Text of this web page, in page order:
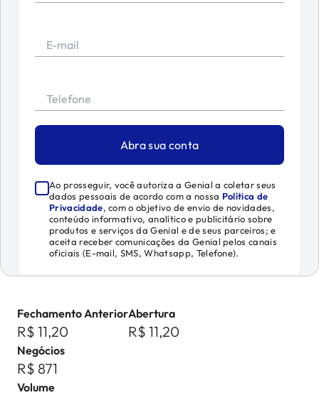
E-mail
Telefone
Abra sua conta
Ao prosseguir, você autoriza a Genial a coletar seus
dados pessoais de acordo com a nossa Política de
Privacidade, com o objetivo de envio de novidades,
conteúdo informativo, analítico e publicitário sobre
produtos e serviços da Genial e de seus parceiros; e
aceita receber comunicações da Genial pelos canais
oficiais (E-mail, SMS, Whatsapp, Telefone).
Fechamento Anterior
R$ 11,20
Abertura
R$ 11,20
Negócios
R$ 871
Volume